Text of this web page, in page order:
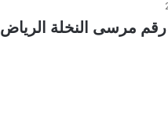
مرسى النخلة الرياض 2024